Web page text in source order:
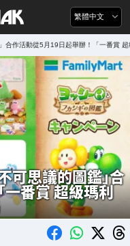
繁體中文
合作活動從5月19日起舉辦！「一番賞
可思議的圖鑑」合
一番賞 超級瑪利